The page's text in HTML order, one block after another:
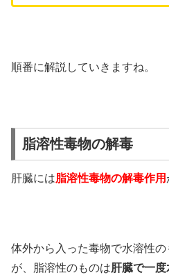
順番に解説していきますね。
脂溶性毒物の解毒
肝臓には脂溶性毒物の解毒作用
体外から入った毒物で水溶性
が、脂溶性のものは肝臓で一